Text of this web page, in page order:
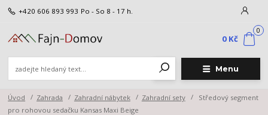
Menu
+420 606 893 993 Po - So 8 - 17 h.
0
0 Kč
Úvod Zahrada Zahradní nábytek Zahradní sety
Středový segment
pro rohovou sedačku Kansas Maxi Beige